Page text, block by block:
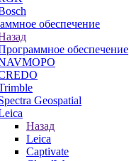
обеспечение
обеспечение
Geospatial
Назад
Leica
Captivate